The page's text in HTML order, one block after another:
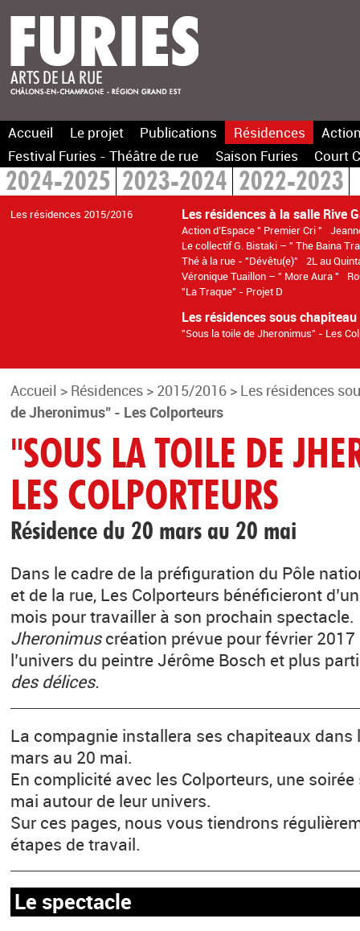
Accueil Le projet Publications Résidences
Festival Furies - Théâtre de rue
Saison Furies Court
2024-2025 2023-2024 2022-2023
Les résidences 2015/2016 Les résidences à la salle Rive
Action d’Espace " Premier Cri "
Le collectif G. Bistaki – " The Baina
Thé à la rue - "Dévêtu(e)"
2L au
Véronique Tuaillon – " More Aura "
"La Traque" - Projet D
Les résidences sous chapiteau
"Sous la toile de Jheronimus" - Les
Accueil > Résidences > 2015/2016 > Les résidences
de Jheronimus" - Les Colporteurs
"SOUS LA TOILE DE
LES COLPORTEURS
Résidence du 20 mars au 20 mai
Dans le cadre de la préfiguration du Pôle
et de la rue, Les Colporteurs bénéficieront
mois pour travailler à son prochain spectacle.
Jheronimuscréation prévue pour février
l’univers du peintre Jérôme Bosch et plus
des délices.
La compagnie installera ses chapiteaux dans
mars au 20 mai.
En complicité avec les Colporteurs, une
mai autour de leur univers.
Sur ces pages, nous vous tiendrons
étapes de travail.
Le spectacle